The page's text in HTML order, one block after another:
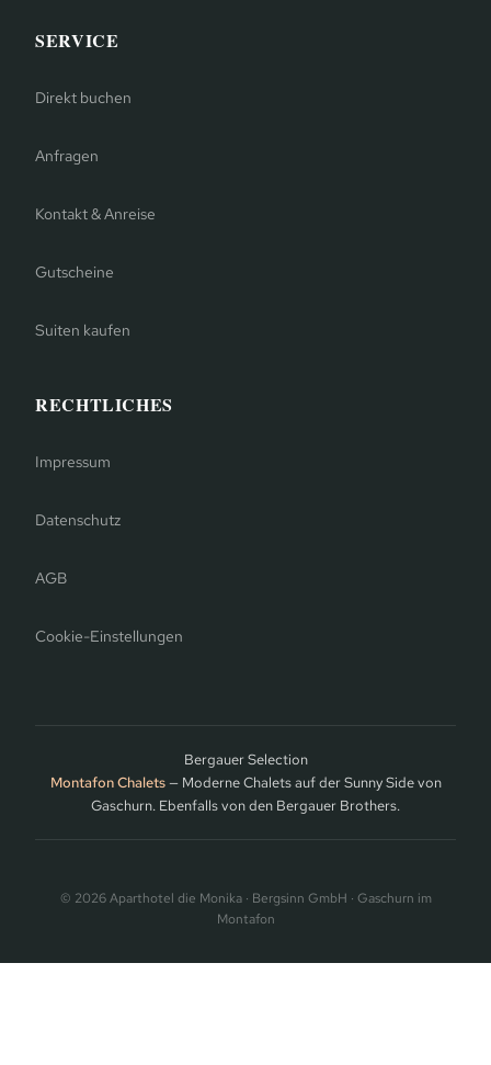
SERVICE
Direkt buchen
Anfragen
Kontakt & Anreise
Gutscheine
Suiten kaufen
RECHTLICHES
Impressum
Datenschutz
AGB
Cookie-Einstellungen
Bergauer Selection
Montafon Chalets— Moderne Chalets auf der Sunny Side von
Gaschurn. Ebenfalls von den Bergauer Brothers.
© 2026 Aparthotel die Monika · Bergsinn GmbH · Gaschurn im
Montafon